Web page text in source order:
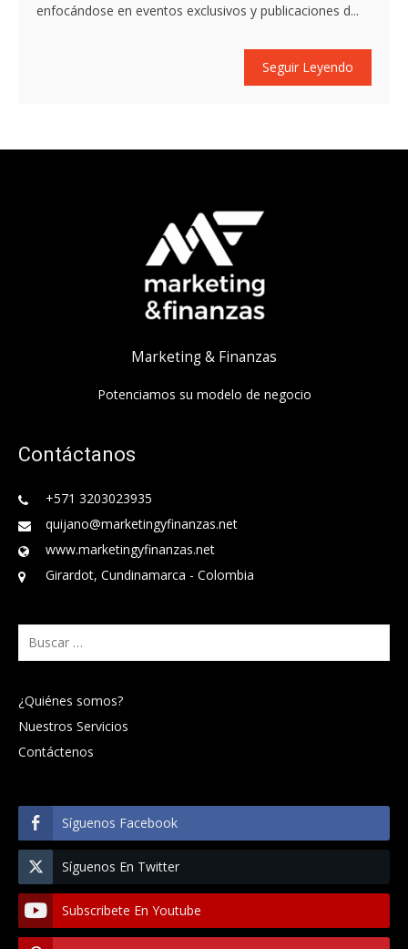
enfocándose en eventos exclusivos y publicaciones d...
Seguir Leyendo
Marketing & Finanzas
Potenciamos su modelo de negocio
Contáctanos
+571 3203023935
quijano@marketingyfinanzas.net
www.marketingyfinanzas.net
Girardot, Cundinamarca - Colombia
Buscar:
¿Quiénes somos?
Nuestros Servicios
Contáctenos
Síguenos Facebook
Síguenos En Twitter
Subscribete En Youtube